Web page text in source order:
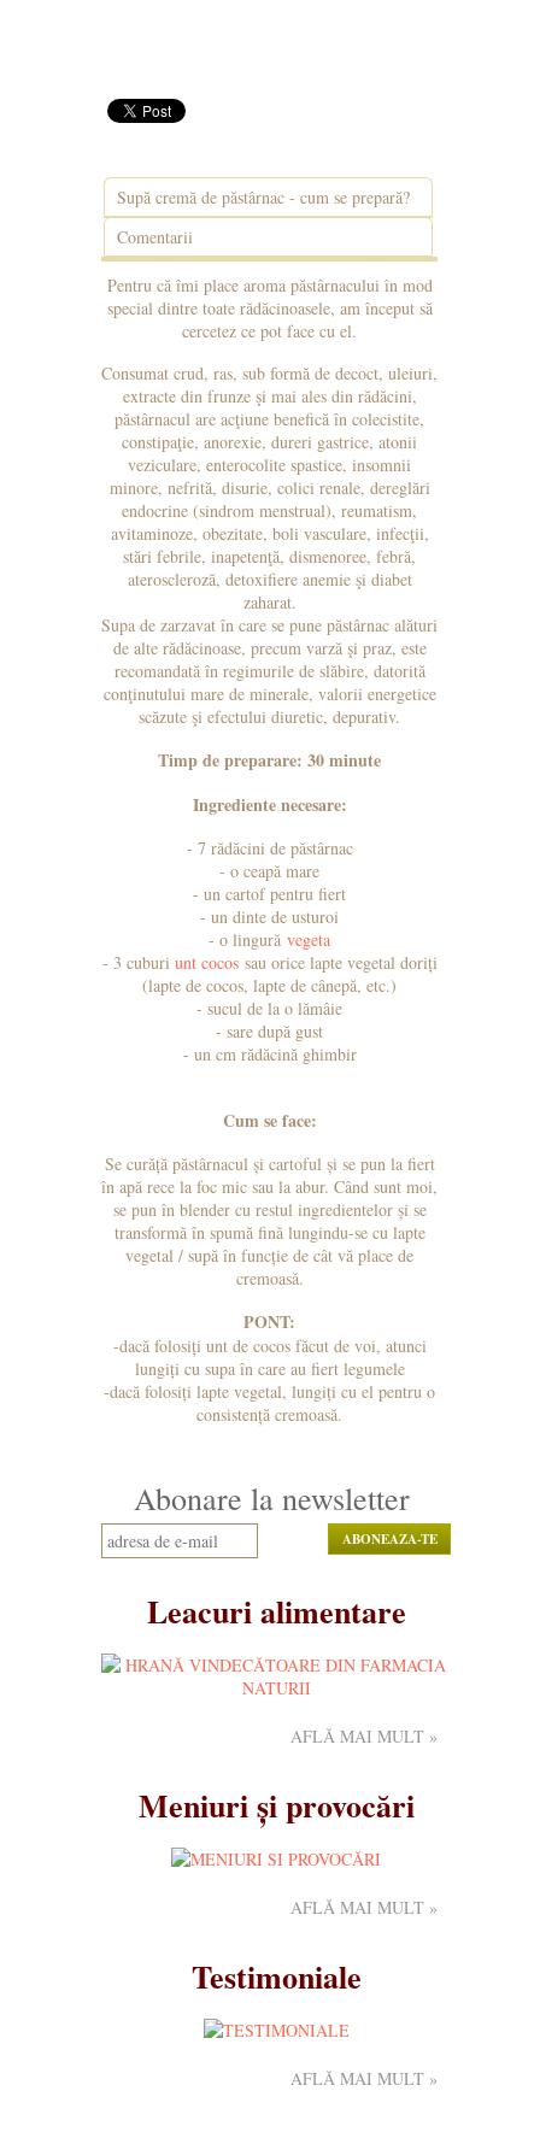
Supă cremă de păstârnac - cum se prepară?
Comentarii
Pentru că îmi place aroma păstârnacului în mod
special dintre toate rădăcinoasele, am început să
cercetez ce pot face cu el.
Consumat crud, ras, sub formă de decoct, uleiuri,
extracte din frunze şi mai ales din rădăcini,
păstârnacul are acţiune benefică în colecistite,
constipaţie, anorexie, dureri gastrice, atonii
veziculare, enterocolite spastice, insomnii
minore, nefrită, disurie, colici renale, dereglări
endocrine (sindrom menstrual), reumatism,
avitaminoze, obezitate, boli vasculare, infecţii,
stări febrile, inapetenţă, dismenoree, febră,
ateroscleroză, detoxifiere anemie şi diabet
zaharat.
Supa de zarzavat în care se pune păstârnac alături
de alte rădăcinoase, precum varză şi praz, este
recomandată în regimurile de slăbire, datorită
conţinutului mare de minerale, valorii energetice
scăzute şi efectului diuretic, depurativ.
Timp de preparare: 30 minute
Ingrediente necesare:
- 7 rădăcini de păstârnac
- o ceapă mare
- un cartof pentru fiert
- un dinte de usturoi
- o lingură vegeta
- 3 cuburi unt cocossau orice lapte vegetal doriți
(lapte de cocos, lapte de cânepă, etc.)
- sucul de la o lămâie
- sare după gust
- un cm rădăcină ghimbir
Cum se face:
Se curăță păstârnacul și cartoful și se pun la fiert
în apă rece la foc mic sau la abur. Când sunt moi,
se pun în blender cu restul ingredientelor și se
transformă în spumă fină lungindu-se cu lapte
vegetal / supă în funcție de cât vă place de
cremoasă.
PONT:
-dacă folosiți unt de cocos făcut de voi, atunci
lungiți cu supa în care au fiert legumele
-dacă folosiți lapte vegetal, lungiți cu el pentru o
consistență cremoasă.
Abonare la newsletter
Leacuri alimentare
AFLĂ MAI MULT »
Meniuri și provocări
AFLĂ MAI MULT »
Testimoniale
AFLĂ MAI MULT »